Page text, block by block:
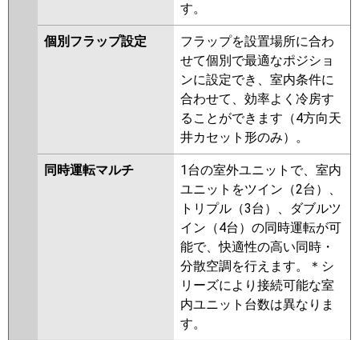
す。
個別フラップ設定
フラップを設置場所に合わ
せて個別で最適なポジショ
ンに設定でき、室内条件に
合わせて、効率よく冷房す
ることができます（4方向天
井カセット形のみ）。
同時運転マルチ
1台の室外ユニットで、室内
ユニットをツイン（2台）、
トリプル（3台）、ダブルツ
イン（4台）の同時運転が可
能で、快適性の高い同時・
分散空調を行えます。＊シ
リーズにより接続可能な室
内ユニット台数は異なりま
す。